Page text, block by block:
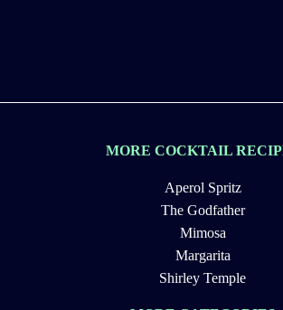
MORE COCKTAIL
Aperol Spritz
The Godfather
Mimosa
Margarita
Shirley Temple